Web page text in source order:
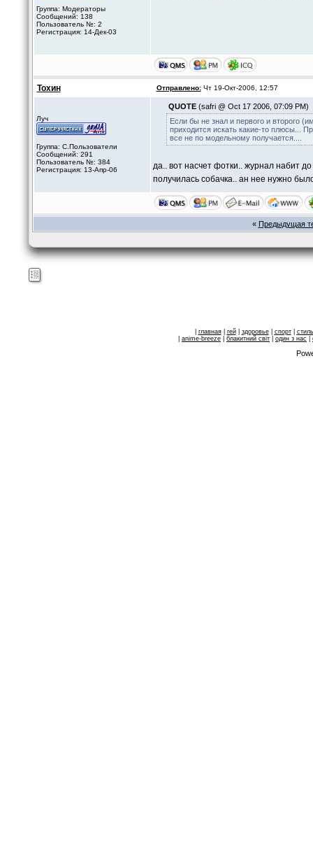
Группа: Модераторы
Сообщений: 138
Пользователь №: 2
Регистрация: 14-Дек-03
Тохин Отправлено:Чт 19-Окт-2006, 12:57
Луч
Группа: C.Пользователи
Сообщений: 291
Пользователь №: 384
Регистрация: 13-Апр-06
QUOTE(safri @ Oct 17 2006, 07:09 PM)
Если бы не знал и первого и второго
приходится искать какие-то плюсы...
все не по модельному получается....
да.. вот насчет фотки.. журнал набит
получилась собачка.. ан нее нужно
« Предыдущая
главная| гей| здоровье| спорт| стиль
anime-breeze блакитний свiт один з нас